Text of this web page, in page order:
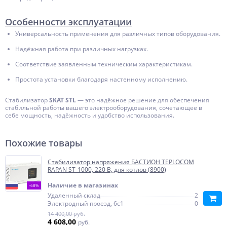
Особенности эксплуатации
Универсальность применения для различных типов оборудования.
Надёжная работа при различных нагрузках.
Соответствие заявленным техническим характеристикам.
Простота установки благодаря настенному исполнению.
СтабилизаторSKAT STL— это надёжное решение для обеспечения
стабильной работы вашего электрооборудования, сочетающее в
себе мощность, надёжность и удобство использования.
Похожие товары
-68%
Стабилизатор напряжения БАСТИОН TEPLOCOM
RAPAN ST-1000, 220 В, для котлов (8900)
Наличие в магазинах
Удаленный склад
2
Электродный проезд, 6с1
0
14 400,00 руб.
4 608,00 руб.